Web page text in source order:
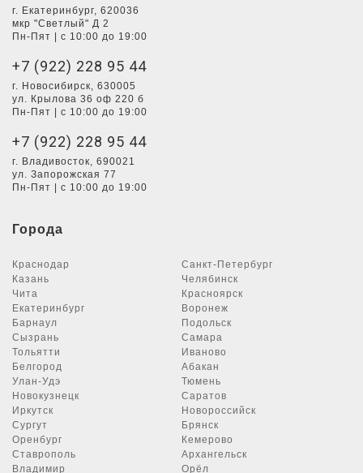
г. Екатеринбург, 620036
мкр "Светлый" Д 2
Пн-Пят | с 10:00 до 19:00
+7 (922) 228 95 44
г. Новосибирск, 630005
ул. Крылова 36 оф 220 б
Пн-Пят | с 10:00 до 19:00
+7 (922) 228 95 44
г. Владивосток, 690021
ул. Запорожская 77
Пн-Пят | с 10:00 до 19:00
Города
Краснодар
Санкт-Петербург
Казань
Челябинск
Чита
Красноярск
Екатеринбург
Воронеж
Барнаул
Подольск
Сызрань
Самара
Тольятти
Иваново
Белгород
Абакан
Улан-Удэ
Тюмень
Новокузнецк
Саратов
Иркутск
Новороссийск
Сургут
Брянск
Оренбург
Кемерово
Ставрополь
Архангельск
Владимир
Орёл